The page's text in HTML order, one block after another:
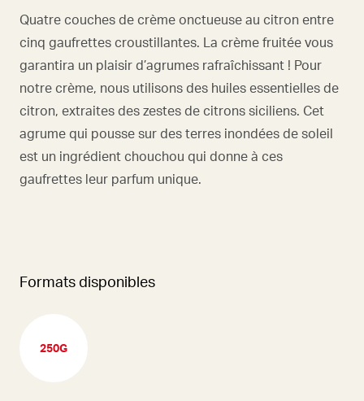
Quatre couches de crème onctueuse au citron entre
cinq gaufrettes croustillantes. La crème fruitée vous
garantira un plaisir d’agrumes rafraîchissant ! Pour
notre crème, nous utilisons des huiles essentielles de
citron, extraites des zestes de citrons siciliens. Cet
agrume qui pousse sur des terres inondées de soleil
est un ingrédient chouchou qui donne à ces
gaufrettes leur parfum unique.
Formats disponibles
250G